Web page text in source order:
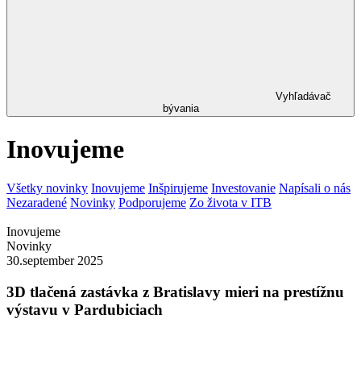
Vyhľadávač
bývania
Inovujeme
Všetky novinky Inovujeme Inšpirujeme Investovanie Napísali o nás
Nezaradené Novinky Podporujeme Zo života v ITB
Inovujeme
Novinky
30.september 2025
3D tlačená zastávka z Bratislavy mieri na prestížnu
výstavu v Pardubiciach